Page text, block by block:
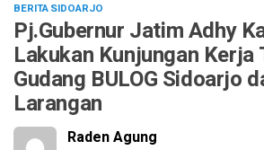
BERITA SIDOARJO
Pj.Gubernur Jatim Adhy
Lakukan Kunjungan Kerja
Gudang BULOG Sidoarjo
Larangan
Raden Agung